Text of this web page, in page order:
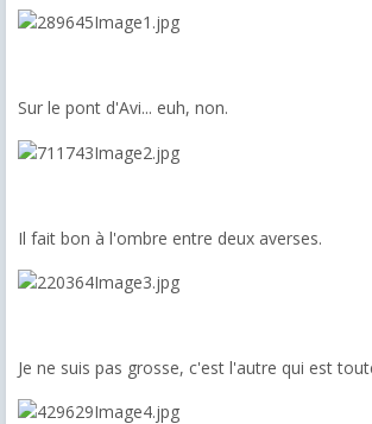
Sur le pont d'Avi... euh, non.
Il fait bon à l'ombre entre deux averses.
Je ne suis pas grosse, c'est l'autre qui est